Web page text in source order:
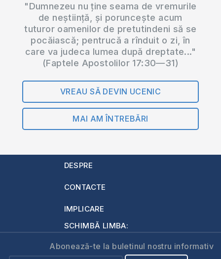
"Dumnezeu nu ține seama de vremurile
de neștiință, și poruncește acum
tuturor oamenilor de pretutindeni să se
pocăiască; pentrucă a rînduit o zi, în
care va judeca lumea după dreptate..."
(Faptele Apostolilor 17:30—31)
VREAU SĂ DEVIN UCENIC
MAI AM ÎNTREBĂRI
DESPRE
CONTACTE
IMPLICARE
SCHIMBĂ LIMBA:
Abonează-te la buletinul nostru informativ